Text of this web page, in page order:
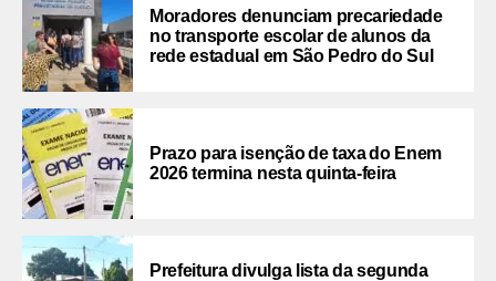
Moradores denunciam precariedade
no transporte escolar de alunos da
rede estadual em São Pedro do Sul
Prazo para isenção de taxa do Enem
2026 termina nesta quinta-feira
Prefeitura divulga lista da segunda